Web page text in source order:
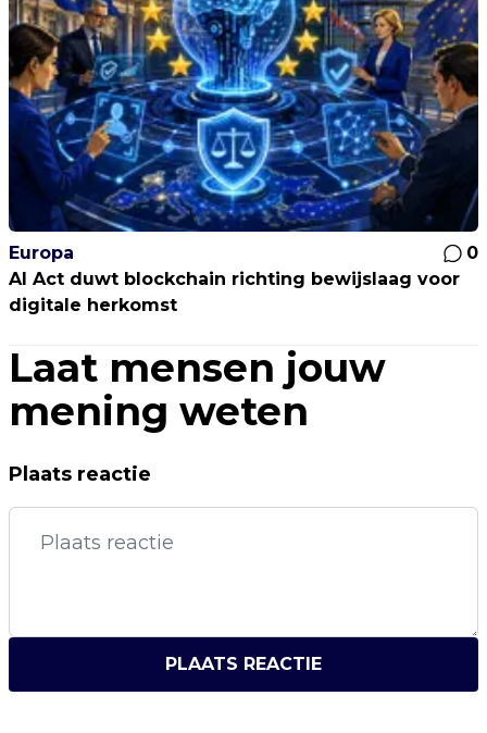
Europa
0
AI Act duwt blockchain richting bewijslaag voor
digitale herkomst
Laat mensen jouw
mening weten
Plaats reactie
PLAATS REACTIE